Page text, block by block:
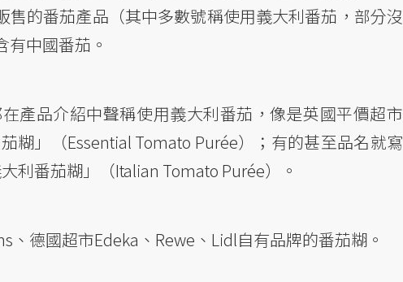
的番茄產品（其中多數號稱使用義大利番茄，部分沒
中國番茄。
產品介紹中聲稱使用義大利番茄，像是英國平價超市
糊」（Essential Tomato Purée）；有的甚至品名就寫
利番茄糊」（Italian Tomato Purée）。
德國超市Edeka、Rewe、Lidl自有品牌的番茄糊。